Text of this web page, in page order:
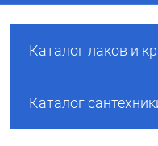
Каталог лаков и
Каталог